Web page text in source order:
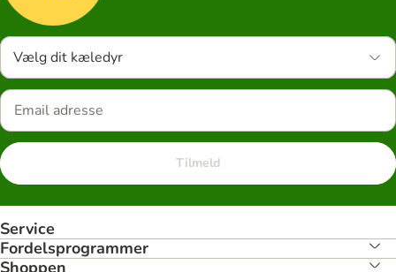
Vælg dit kæledyr
Tilmeld
Service
Fordelsprogrammer
Shoppen